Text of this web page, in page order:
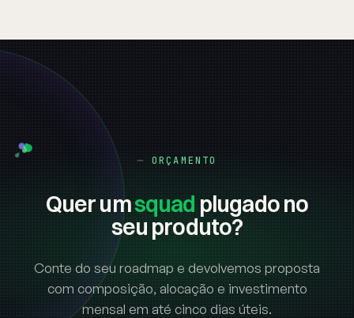
ORÇAMENTO
Quer umsquad plugado no
seu produto?
Conte do seu roadmap e devolvemos proposta
com composição, alocação e investimento
mensal em até cinco dias úteis.